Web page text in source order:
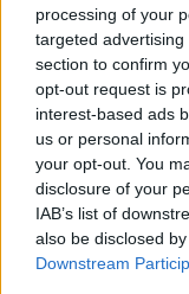
processing of your
targeted
section to confirm
opt-out request is
interest-based ads
us or personal
your opt-out. You
disclosure of your
IAB’s list of
also be disclosed
Downstream
Intralot:
λοταρία της
12.06.2023 17:07